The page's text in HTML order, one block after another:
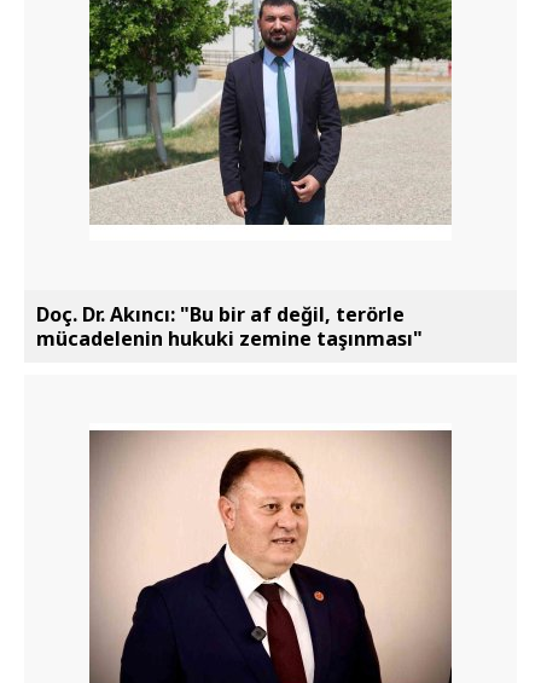
Doç. Dr. Akıncı: "Bu bir af değil, terörle
mücadelenin hukuki zemine taşınması"